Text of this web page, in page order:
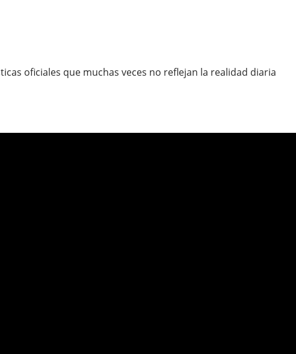
oficiales que muchas veces no reflejan la realidad diaria